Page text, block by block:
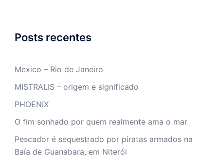
Posts recentes
Mexico – Rio de Janeiro
MISTRALIS – origem e significado
PHOENIX
O fim sonhado por quem realmente ama o mar
Pescador é sequestrado por piratas armados na
Baía de Guanabara, em Niterói